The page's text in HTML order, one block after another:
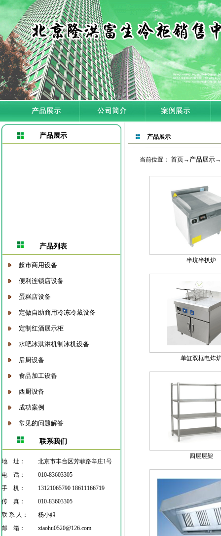
产品展示
产品列表
超市商用设备
便利连锁店设备
蛋糕店设备
定做自助商用冷冻冷藏设备
定制红酒展示柜
水吧冰淇淋机制冰机设备
后厨设备
食品加工设备
西厨设备
成功案例
常见的问题解答
联系我们
地 址：
北京市丰台区芳菲路辛庄1号
电 话：
010-83603305
手 机：
13121065790 18611166719
传 真：
010-83603305
联 系 人：
杨小姐
邮 箱：
xiaohu0520@126.com
产品展示
当前位置： 首页→ 产品展示→
半坑半扒炉
单缸双框电炸
四层层架